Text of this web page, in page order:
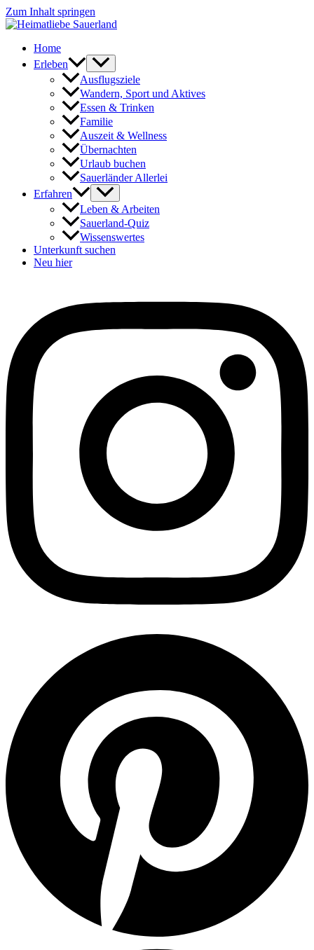
Zum Inhalt springen
Home
Erleben
Ausflugsziele
Wandern, Sport und Aktives
Essen & Trinken
Familie
Auszeit & Wellness
Übernachten
Urlaub buchen
Sauerländer Allerlei
Erfahren
Leben & Arbeiten
Sauerland-Quiz
Wissenswertes
Unterkunft suchen
Neu hier